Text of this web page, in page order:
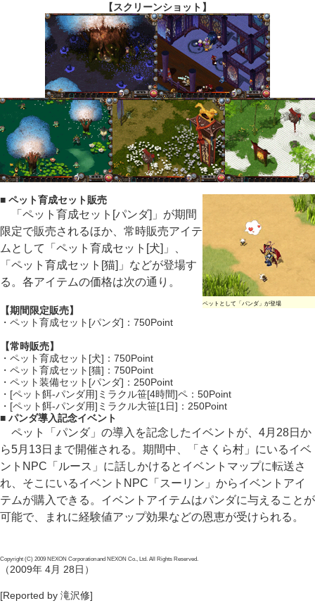
【スクリーンショット】
ペットとして「パンダ」が登場
■ ペット育成セット販売
「ペット育成セット[パンダ]」が期間
限定で販売されるほか、常時販売アイテ
ムとして「ペット育成セット[犬]」、
「ペット育成セット[猫]」などが登場す
る。各アイテムの価格は次の通り。
【期間限定販売】
・ペット育成セット[パンダ]：750Point
【常時販売】
・ペット育成セット[犬]：750Point
・ペット育成セット[猫]：750Point
・ペット装備セット[パンダ]：250Point
・[ペット餌-パンダ用]ミラクル笹[4時間]ペ：50Point
・[ペット餌-パンダ用]ミラクル大笹[1日]：250Point
■ パンダ導入記念イベント
ペット「パンダ」の導入を記念したイベントが、4月28日か
ら5月13日まで開催される。期間中、「さくら村」にいるイベ
ントNPC「ルース」に話しかけるとイベントマップに転送さ
れ、そこにいるイベントNPC「スーリン」からイベントアイ
テムが購入できる。イベントアイテムはパンダに与えることが
可能で、まれに経験値アップ効果などの恩恵が受けられる。
Copyright (C) 2009 NEXON Corporation and NEXON Co., Ltd. All Rights Reserved.
（2009年 4月 28日）
[Reported by 滝沢修]